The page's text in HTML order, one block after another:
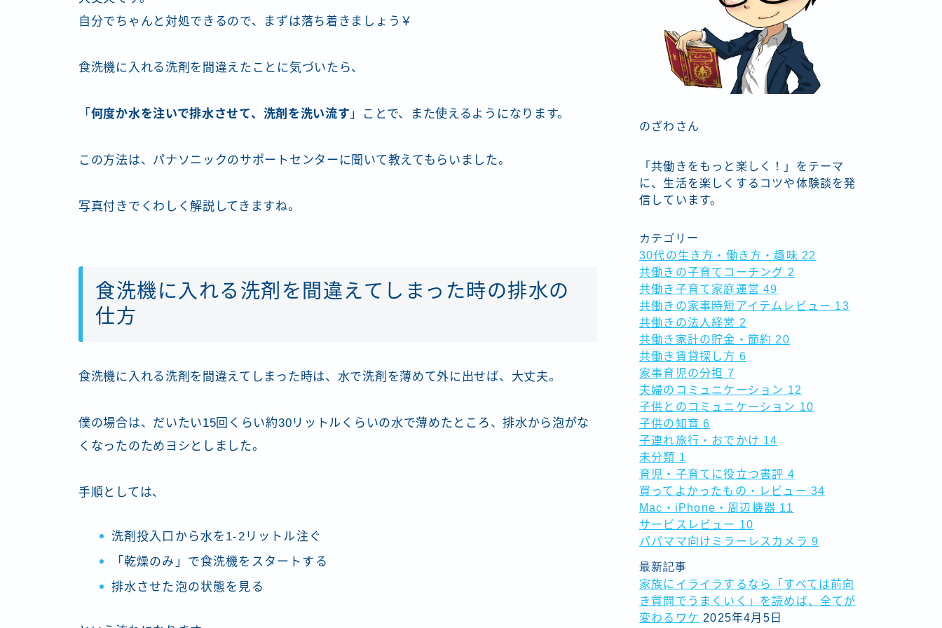
自分でちゃんと対処できるので、まずは落ち着きましょう￥
食洗機に入れる洗剤を間違えたことに気づいたら、
「 何度か水を注いで排水させて、洗剤を洗い流す 」ことで、また使えるようになります。
この方法は、パナソニックのサポートセンターに聞いて教えてもらいました。
写真付きでくわしく解説してきますね。
食洗機に入れる洗剤を間違えてしまった時の排水の
仕方
食洗機に入れる洗剤を間違えてしまった時は、水で洗剤を薄めて外に出せば、大丈夫。
僕の場合は、だいたい15回くらい約30リットルくらいの水で薄めたところ、排水から泡がな
くなったのためヨシとしました。
手順としては、
洗剤投入口から水を1-2リットル注ぐ
「乾燥のみ」で食洗機をスタートする
排水させた泡の状態を見る
のざわさん
「共働きをもっと楽しく！」をテーマ
に、生活を楽しくするコツや体験談を発
信しています。
カテゴリー
30代の生き方・働き方・趣味 22
共働きの子育てコーチング 2
共働き子育て家庭運営49
共働きの家事時短アイテムレビュー 13
共働きの法人経営 2
共働き家計の貯金・節約 20
共働き賃貸探し方 6
家事育児の分担 7
夫婦のコミュニケーション 12
子供とのコミュニケーション 10
子供の知育6
子連れ旅行・おでかけ 14
未分類 1
育児・子育てに役立つ書評 4
買ってよかったもの・レビュー 34
Mac・iPhone・周辺機器 11
サービスレビュー 10
パパママ向けミラーレスカメラ 9
最新記事
家族にイライラするなら「すべては前向
き質問でうまくいく」を読めば、全てが
変わるワケ 2025年4月5日